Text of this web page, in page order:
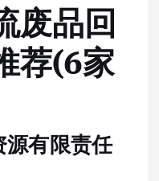
废品回
荐(6家
源有限责任